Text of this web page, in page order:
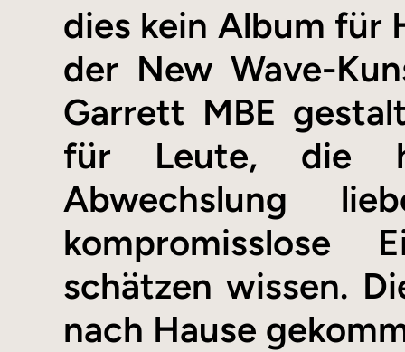
dies kein Album für
der New Wave-
Garrett MBE
für Leute, die
Abwechslung
kompromisslose
schätzen wissen.
nach Hause